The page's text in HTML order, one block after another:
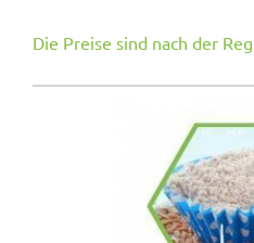
Die Preise sind nach der